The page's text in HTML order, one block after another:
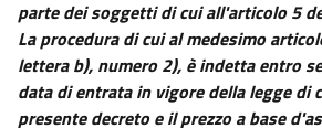
parte dei soggetti di cui all'articolo 5
La procedura di cui al medesimo
lettera b), numero 2), è indetta entro
data di entrata in vigore della legge di
presente decreto e il prezzo a base